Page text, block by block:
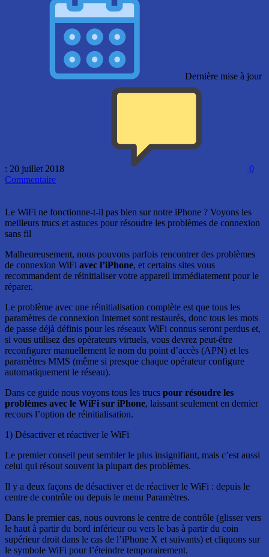
Dernière mise à jour
: 20 juillet 2018
0
Commentaire
Le WiFi ne fonctionne-t-il pas bien sur notre iPhone ? Voyons les
meilleurs trucs et astuces pour résoudre les problèmes de connexion
sans fil
Malheureusement, nous pouvons parfois rencontrer des problèmes
de connexion WiFi avec l’iPhone, et certains sites vous
recommandent de réinitialiser votre appareil immédiatement pour le
réparer.
Le problème avec une réinitialisation complète est que tous les
paramètres de connexion Internet sont restaurés, donc tous les mots
de passe déjà définis pour les réseaux WiFi connus seront perdus et,
si vous utilisez des opérateurs virtuels, vous devrez peut-être
reconfigurer manuellement le nom du point d’accès (APN) et les
paramètres MMS (même si presque chaque opérateur configure
automatiquement le réseau).
Dans ce guide nous voyons tous les trucs pour résoudre les
problèmes avec le WiFi sur iPhone, laissant seulement en dernier
recours l’option de réinitialisation.
1) Désactiver et réactiver le WiFi
Le premier conseil peut sembler le plus insignifiant, mais c’est aussi
celui qui résout souvent la plupart des problèmes.
Il y a deux façons de désactiver et de réactiver le WiFi : depuis le
centre de contrôle ou depuis le menu Paramètres.
Dans le premier cas, nous ouvrons le centre de contrôle (glisser vers
le haut à partir du bord inférieur ou vers le bas à partir du coin
supérieur droit dans le cas de l’iPhone X et suivants) et cliquons sur
le symbole WiFi pour l’éteindre temporairement.